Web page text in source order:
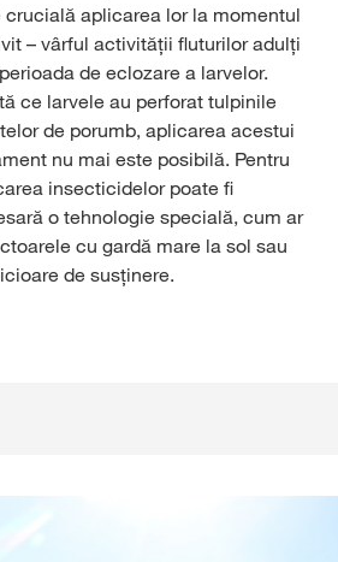
crucială aplicarea lor la momentul
– vârful activității fluturilor adulți
de eclozare a larvelor.
ce larvele au perforat tulpinile
de porumb, aplicarea acestui
nu mai este posibilă. Pentru
insecticidelor poate fi
o tehnologie specială, cum ar
cu gardă mare la sol sau
de susținere.